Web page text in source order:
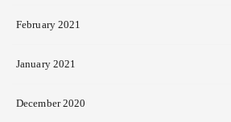
February 2021
January 2021
December 2020